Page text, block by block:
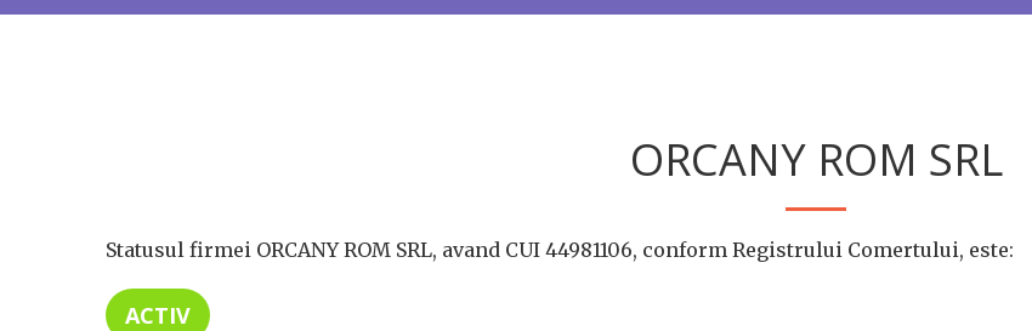
ORCANY ROM SRL
Statusul firmei ORCANY ROM SRL, avand CUI 44981106, conform Registrului Comertului, este:
ACTIV